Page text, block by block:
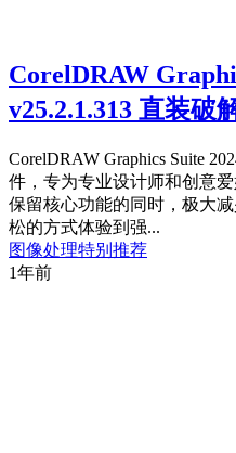
CorelDRAW
v25.2.1.313 直装破
CorelDRAW Graphics Suite
件，专为专业设计师和创意
保留核心功能的同时，极大
松的方式体验到强...
图像处理特别推荐
1年前